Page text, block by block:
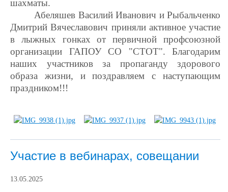
шахматы.
Абеляшев Василий Иванович и Рыбальченко
Дмитрий Вячеславович приняли активное участие
в лыжных гонках от первичной профсоюзной
организации ГАПОУ СО "СТОТ". Благодарим
наших участников за пропаганду здорового
образа жизни, и поздравляем с наступающим
праздником!!!
Участие в вебинарах, совещании
13.05.2025